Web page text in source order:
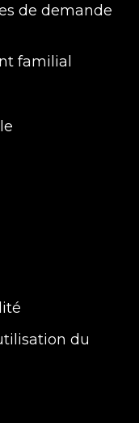
de demande
familial
du